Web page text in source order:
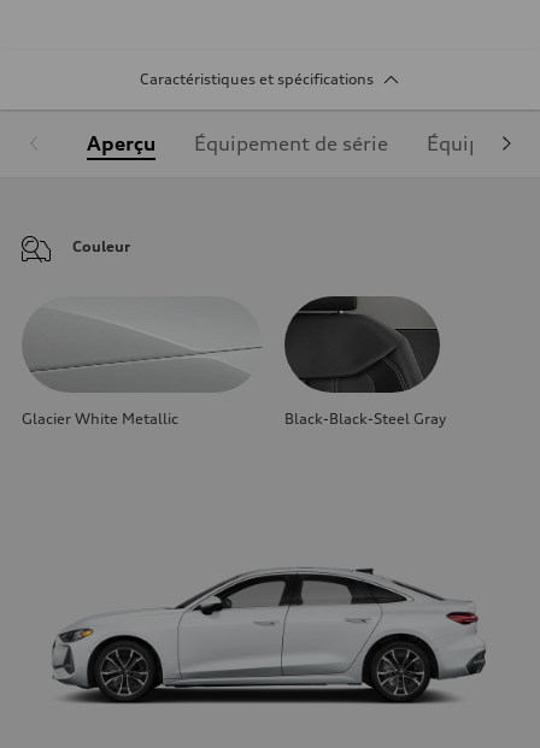
Caractéristiques et spécifications
Aperçu Équipement de série
Couleur
Glacier White Metallic Black-Black-Steel Gray